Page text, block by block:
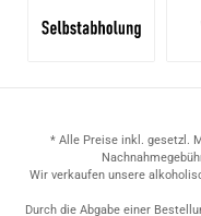
* Alle Preise inkl. gesetzl.
Wir verkaufen unsere
Durch die Abgabe einer